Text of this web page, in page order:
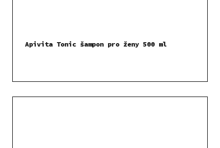
Apivita Tonic šampon pro ženy 500 ml